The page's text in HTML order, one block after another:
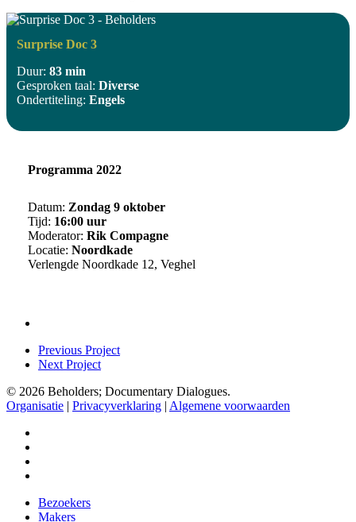
Surprise Doc 3
Duur:83 min
Gesproken taal:Diverse
Ondertiteling:Engels
Programma 2022
Datum: Zondag 9 oktober
Tijd: 16:00 uur
Moderator: Rik Compagne
Locatie: Noordkade
Verlengde Noordkade 12, Veghel
Previous Project
Next Project
© 2026 Beholders; Documentary Dialogues.
Organisatie | Privacyverklaring | Algemene voorwaarden
Close
Menu
Bezoekers
Makers